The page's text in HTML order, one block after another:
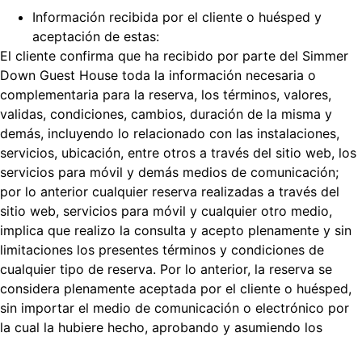
Información recibida por el cliente o huésped y
aceptación de estas:
El cliente confirma que ha recibido por parte del Simmer
Down Guest House toda la información necesaria o
complementaria para la reserva, los términos, valores,
validas, condiciones, cambios, duración de la misma y
demás, incluyendo lo relacionado con las instalaciones,
servicios, ubicación, entre otros a través del sitio web, los
servicios para móvil y demás medios de comunicación;
por lo anterior cualquier reserva realizadas a través del
sitio web, servicios para móvil y cualquier otro medio,
implica que realizo la consulta y acepto plenamente y sin
limitaciones los presentes términos y condiciones de
cualquier tipo de reserva. Por lo anterior, la reserva se
considera plenamente aceptada por el cliente o huésped,
sin importar el medio de comunicación o electrónico por
la cual la hubiere hecho, aprobando y asumiendo los